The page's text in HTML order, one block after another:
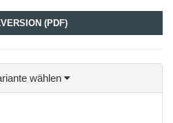
(PDF)
wählen